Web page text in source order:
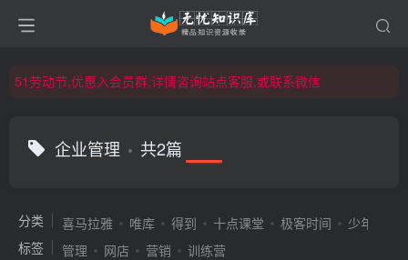
51劳动节,优惠入会员群,详情咨询站点客服,或联系微信
企业管理 共2篇
分类 喜马拉雅 唯库 得到 十点课堂 极客时间
少年得到
标签
管理 网店 营销
训练营